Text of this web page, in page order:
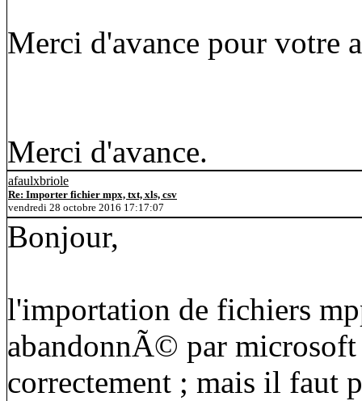
Merci d'avance pour votre
Merci d'avance.
afaulxbriole
Re: Importer fichier mpx, txt, xls, csv
vendredi 28 octobre 2016 17:17:07
Bonjour,
l'importation de fichiers
abandonnÃ© par
correctement ; mais il faut